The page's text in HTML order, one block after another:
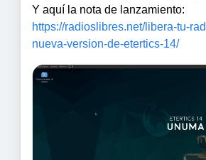
Y aquí la nota de lanzamiento:
https://radioslibres.net/libera-tu-rad
nueva-version-de-etertics-14/